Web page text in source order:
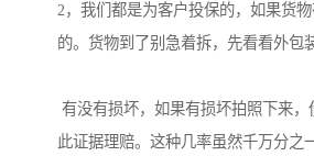
2，我们都是为客户投保的，如果货
的。货物到了别急着拆，先看看外包
此证据理赔。这种几率虽然千万分之